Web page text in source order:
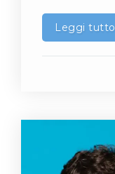
Leggi tutto